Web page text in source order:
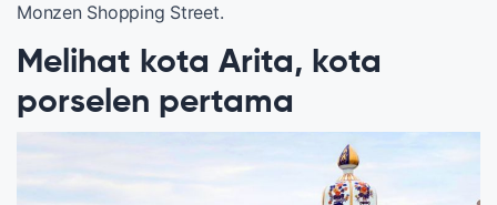
Monzen Shopping Street.
Melihat kota Arita, kota
porselen pertama